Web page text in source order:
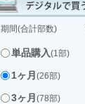
期間(合計部数)
単品購入(1部)
1ヶ月 (26部)
3ヶ月 (78部)